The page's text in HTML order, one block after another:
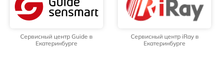
Сервисный центр Guide в
Екатеринбурге
Сервисный центр iRay в
Екатеринбурге